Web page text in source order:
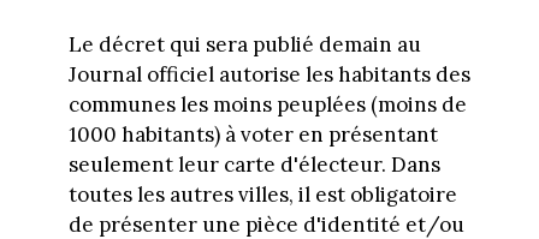
Le décret qui sera publié demain au
Journal officiel autorise les habitants des
communes les moins peuplées (moins de
1000 habitants) à voter en présentant
seulement leur carte d'électeur. Dans
toutes les autres villes, il est obligatoire
de présenter une pièce d'identité et/ou